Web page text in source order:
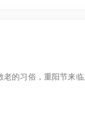
的习俗，重阳节来